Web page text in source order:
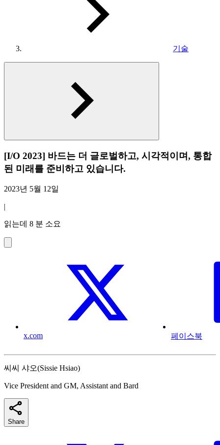
기술
[I/O 2023] 바드는 더 글로벌하고, 시각적이며, 통합
된 미래를 준비하고 있습니다.
2023년 5월 12일
|
읽는데 8 분 소요
x.com 페이스북
씨씨 샤오(Sissie Hsiao)
Vice President and GM, Assistant and Bard
Share